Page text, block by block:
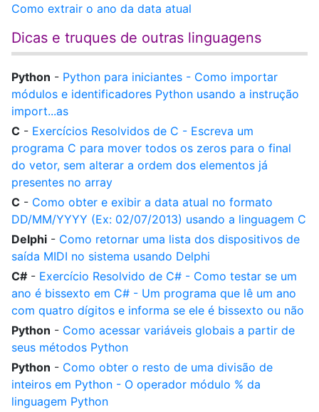
Como extrair o ano da data atual
Dicas e truques de outras linguagens
Python - Python para iniciantes - Como importar
módulos e identificadores Python usando a instrução
import...as
C - Exercícios Resolvidos de C - Escreva um
programa C para mover todos os zeros para o final
do vetor, sem alterar a ordem dos elementos já
presentes no array
C - Como obter e exibir a data atual no formato
DD/MM/YYYY (Ex: 02/07/2013) usando a linguagem C
Delphi - Como retornar uma lista dos dispositivos de
saída MIDI no sistema usando Delphi
C# - Exercício Resolvido de C# - Como testar se um
ano é bissexto em C# - Um programa que lê um ano
com quatro dígitos e informa se ele é bissexto ou não
Python - Como acessar variáveis globais a partir de
seus métodos Python
Python - Como obter o resto de uma divisão de
inteiros em Python - O operador módulo % da
linguagem Python